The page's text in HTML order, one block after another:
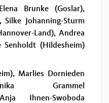
Brunke (Goslar),
Silke Johanning-Sturm
Land), Andrea
Senholdt (Hildesheim)
Marlies Dornieden
Grammel
Ihnen-Swoboda